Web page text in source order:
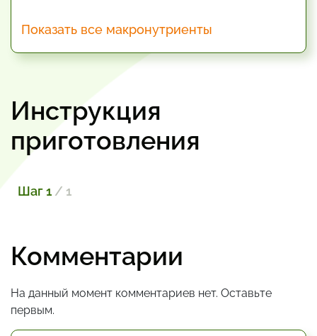
Показать все макронутриенты
Инструкция
приготовления
Шаг 1 / 1
Комментарии
На данный момент комментариев нет. Оставьте
первым.